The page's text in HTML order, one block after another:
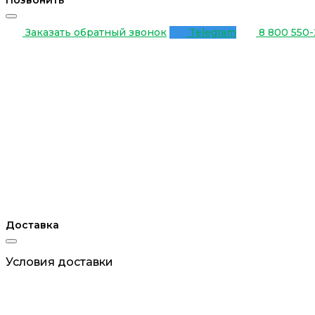
Заказать обратный звонок Telegram 8 800
Доставка
Условия доставки